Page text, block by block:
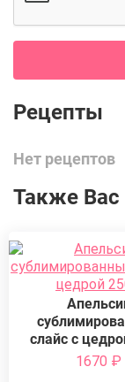
Нет рецептов
Также Вас
слайс с
1670 ₽